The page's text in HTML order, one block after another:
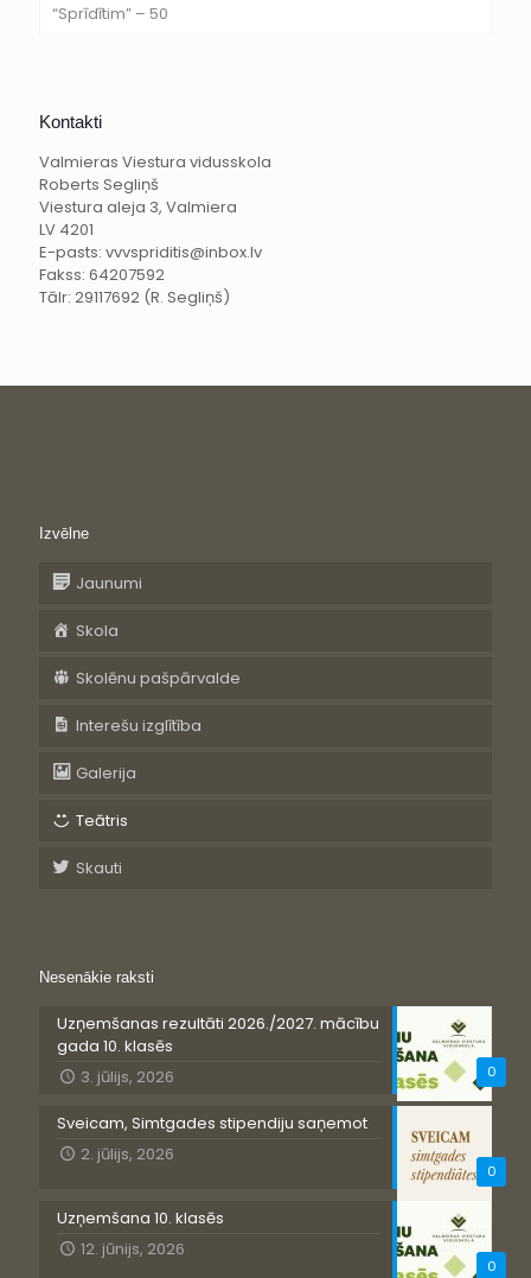
“Sprīdītim” – 50
Kontakti
Valmieras Viestura vidusskola
Roberts Segliņš
Viestura aleja 3, Valmiera
LV 4201
E-pasts: vvvspriditis@inbox.lv
Fakss: 64207592
Tālr: 29117692 (R. Segliņš)
Izvēlne
Jaunumi
Skola
Skolēnu pašpārvalde
Interešu izglītība
Galerija
Teātris
Skauti
Nesenākie raksti
0
Uzņemšanas rezultāti 2026./2027. mācību
gada 10. klasēs
3. jūlijs, 2026
0
Sveicam, Simtgades stipendiju saņemot
2. jūlijs, 2026
0
Uzņemšana 10. klasēs
12. jūnijs, 2026